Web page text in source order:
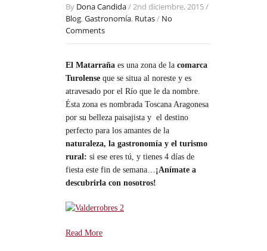
By Dona Candida/ 2nd diciembre, 2015 /
Blog, Gastronomía, Rutas/ No
Comments
El Matarraña es una zona de la comarca
Turolense que se situa al noreste y es
atravesado por el Río que le da nombre.
Ésta zona es nombrada Toscana Aragonesa
por su belleza paisajista y el destino
perfecto para los amantes de la
naturaleza, la gastronomía y el turismo
rural: si ese eres tú, y tienes 4 días de
fiesta este fin de semana…¡Anímate a
descubrirla con nosotros!
Read More